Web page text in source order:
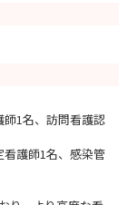
1名、訪問看護認
護師1名、感染管